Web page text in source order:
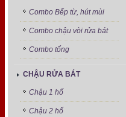
Combo Bếp từ, hút mùi
Combo chậu vòi rửa bát
Combo tổng
CHẬU RỬA BÁT
Chậu 1 hố
Chậu 2 hố